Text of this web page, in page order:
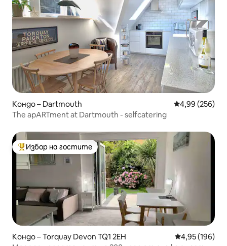
Кондо – Dartmouth Средна
4,99 (256)
The apARTment at Dartmouth - selfcatering
Най-популярен избор на гостите
Избор на гостите
Кондо – Torquay Devon TQ1 2EH Средна
4,95 (196)